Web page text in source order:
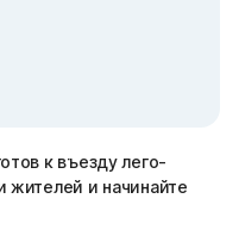
к въезду лего-
жителей и начинайте